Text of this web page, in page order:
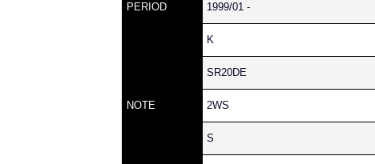
PERIOD 1999/01 -
NOTE
K
SR20DE
2WS
S